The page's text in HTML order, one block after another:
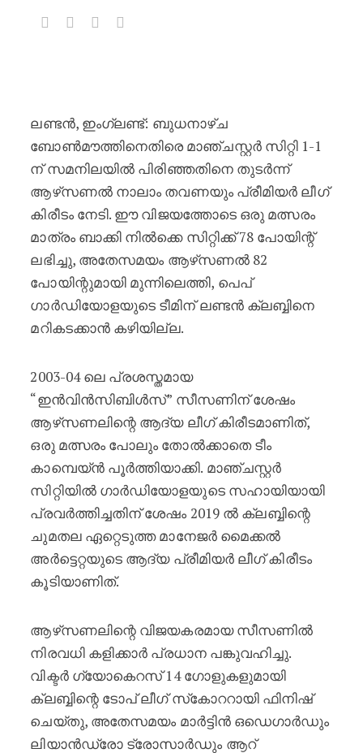
ലണ്ടൻ, ഇംഗ്ലണ്ട്: ബുധനാഴ്ച
ബോൺമൗത്തിനെതിരെ മാഞ്ചസ്റ്റർ സിറ്റി 1-1
ന് സമനിലയിൽ പിരിഞ്ഞതിനെ തുടർന്ന്
ആഴ്‌സണൽ നാലാം തവണയും പ്രീമിയർ ലീഗ്
കിരീടം നേടി. ഈ വിജയത്തോടെ ഒരു മത്സരം
മാത്രം ബാക്കി നിൽക്കെ സിറ്റിക്ക് 78 പോയിന്റ്
ലഭിച്ചു, അതേസമയം ആഴ്‌സണൽ 82
പോയിന്റുമായി മുന്നിലെത്തി, പെപ്
ഗാർഡിയോളയുടെ ടീമിന് ലണ്ടൻ ക്ലബ്ബിനെ
മറികടക്കാൻ കഴിയില്ല.
2003-04 ലെ പ്രശസ്തമായ
“ഇൻവിൻസിബിൾസ്” സീസണിന് ശേഷം
ആഴ്‌സണലിന്റെ ആദ്യ ലീഗ് കിരീടമാണിത്,
ഒരു മത്സരം പോലും തോൽക്കാതെ ടീം
കാമ്പെയ്ൻ പൂർത്തിയാക്കി. മാഞ്ചസ്റ്റർ
സിറ്റിയിൽ ഗാർഡിയോളയുടെ സഹായിയായി
പ്രവർത്തിച്ചതിന് ശേഷം 2019 ൽ ക്ലബ്ബിന്റെ
ചുമതല ഏറ്റെടുത്ത മാനേജർ മൈക്കൽ
അർട്ടെറ്റയുടെ ആദ്യ പ്രീമിയർ ലീഗ് കിരീടം
കൂടിയാണിത്.
ആഴ്‌സണലിന്റെ വിജയകരമായ സീസണിൽ
നിരവധി കളിക്കാർ പ്രധാന പങ്കുവഹിച്ചു.
വിക്ടർ ഗ്യോകെറസ് 14 ഗോളുകളുമായി
ക്ലബ്ബിന്റെ ടോപ് ലീഗ് സ്‌കോററായി ഫിനിഷ്
ചെയ്തു, അതേസമയം മാർട്ടിൻ ഒഡെഗാർഡും
ലിയാൻഡ്രോ ട്രോസാർഡും ആറ്